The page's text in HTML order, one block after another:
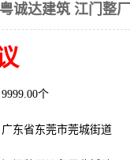
诚达建筑 江门整
9999.00个
广东省东莞市莞城街道